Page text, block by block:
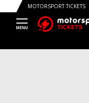
MOTORSPORT TICKETS